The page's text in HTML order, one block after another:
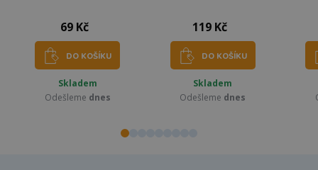
69 Kč
DO KOŠÍKU
Skladem
Odešleme dnes
119 Kč
DO KOŠÍKU
Skladem
Odešleme dnes